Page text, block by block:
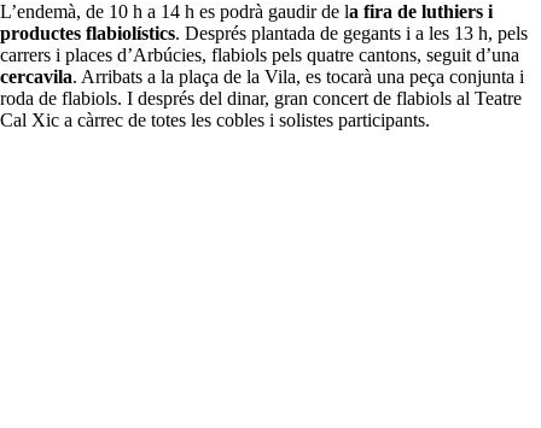
L’endemà, de 10 h a 14 h es podrà gaudir de la fira de luthiers i
productes flabiolístics. Després plantada de gegants i a les 13 h, pels
carrers i places d’Arbúcies, flabiols pels quatre cantons, seguit d’una
cercavila. Arribats a la plaça de la Vila, es tocarà una peça conjunta i
roda de flabiols. I després del dinar, gran concert de flabiols al Teatre
Cal Xic a càrrec de totes les cobles i solistes participants.